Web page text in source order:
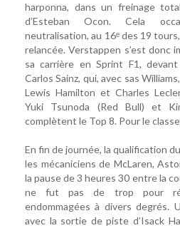
harponna, dans un freinage
d’Esteban Ocon. Cela
neutralisation, au 16ᵉ des 19
relancée. Verstappen s’est donc
sa carrière en Sprint F1,
Carlos Sainz, qui, avec sas
Lewis Hamilton et Charles
Yuki Tsunoda (Red Bull) et
complètent le Top 8. Pour le
En fin de journée, la qualification
les mécaniciens de McLaren,
la pause de 3 heures 30 entre la
ne fut pas de trop pour
endommagées à divers degrés.
avec la sortie de piste d’Isack